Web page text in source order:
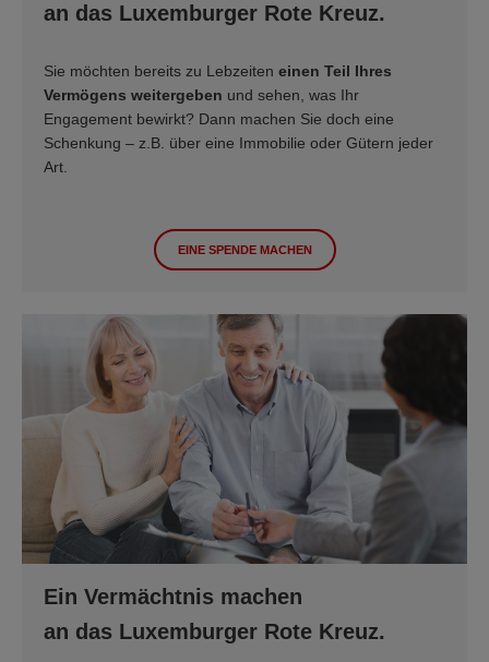
an das Luxemburger Rote Kreuz.
Sie möchten bereits zu Lebzeiten einen Teil Ihres
Vermögens weitergeben und sehen, was Ihr
Engagement bewirkt? Dann machen Sie doch eine
Schenkung – z.B. über eine Immobilie oder Gütern jeder
Art.
EINE SPENDE MACHEN
Ein Vermächtnis machen
an das Luxemburger Rote Kreuz.